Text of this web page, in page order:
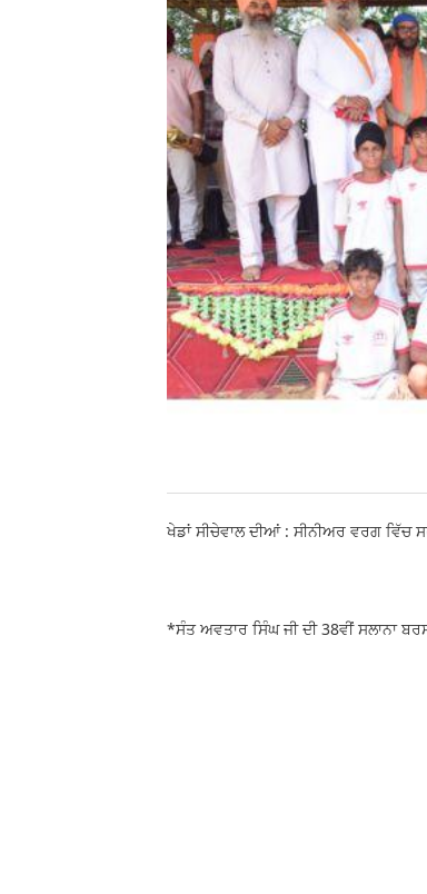
ਖੇਡਾਂ ਸੀਚੇਵਾਲ ਦੀਆਂ : ਸੀਨੀਅਰ ਵਰਗ ਵਿੱਚ
*ਸੰਤ ਅਵਤਾਰ ਸਿੰਘ ਜੀ ਦੀ 38ਵੀਂ ਸਲਾਨਾ